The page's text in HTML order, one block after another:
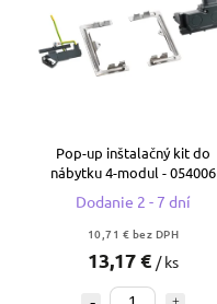
Pop-up inštalačný kit do
nábytku 4-modul - 054006
Dodanie 2 - 7 dní
10,71 € bez DPH
13,17 € / ks